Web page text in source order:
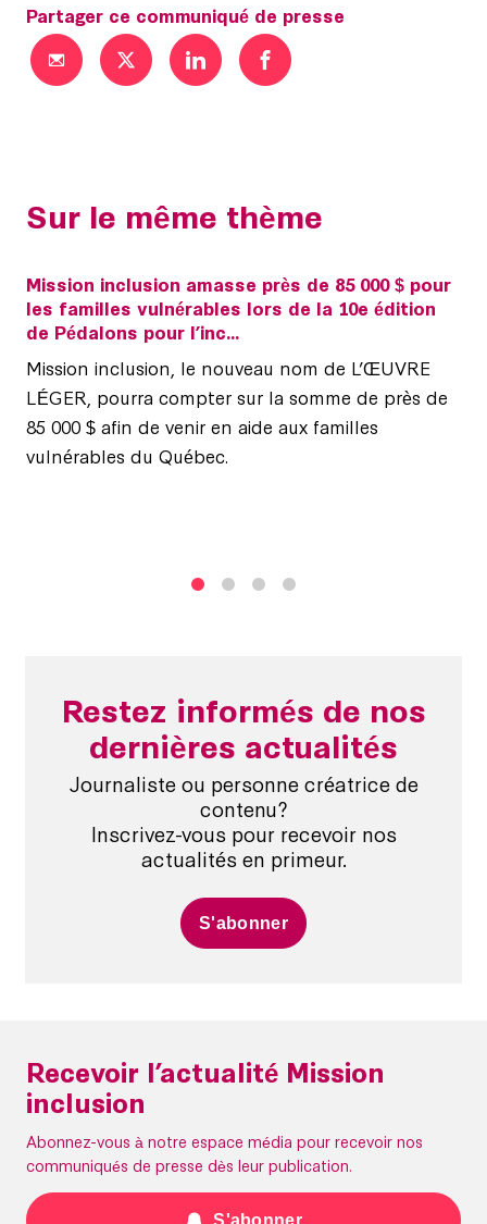
Partager ce communiqué de presse
Sur le même thème
Mission inclusion amasse près de 85 000 $ pour
les familles vulnérables lors de la 10e édition
de Pédalons pour l’inc...
Mission inclusion, le nouveau nom de L’ŒUVRE
LÉGER, pourra compter sur la somme de près de
85 000 $ afin de venir en aide aux familles
vulnérables du Québec.
Restez informés de nos
dernières actualités
Journaliste ou personne créatrice de
contenu?
Inscrivez-vous pour recevoir nos
actualités en primeur.
S'abonner
Recevoir l’actualité Mission
inclusion
Abonnez-vous à notre espace média pour recevoir nos
communiqués de presse dès leur publication.
S'abonner